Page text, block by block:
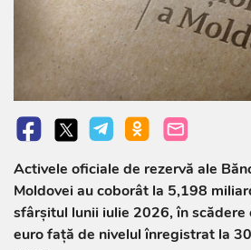
Activele oficiale de rezervă ale
Moldovei au coborât la 5,198
sfârșitul lunii iulie 2026, în scădere
euro față de nivelul înregistrat la